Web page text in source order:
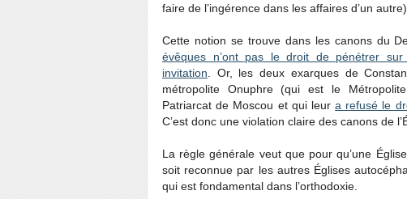
faire de l’ingérence dans les affaires d’un autre).
Cette notion se trouve dans les canons du
évêques n’ont pas le droit de pénétrer
invitation . Or, les deux exarques de
métropolite Onuphre (qui est le
Patriarcat de Moscou et qui leura refusé le
C’est donc une violation claire des canons de
La règle générale veut que pour qu’une
soit reconnue par les autres Églises
qui est fondamental dans l’orthodoxie.